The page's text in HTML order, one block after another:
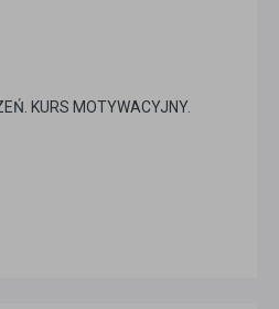
KURS MOTYWACYJNY.